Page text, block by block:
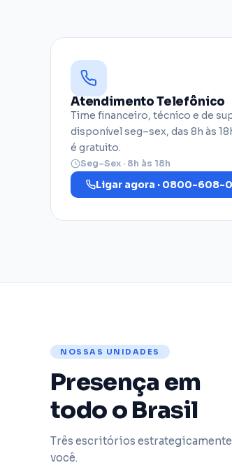
Atendimento Telefônico
Time financeiro, técnico e de
disponível seg–sex, das 8h às
é gratuito.
Seg–Sex · 8h às 18h
Ligar agora · 0800-608-
NOSSAS UNIDADES
Presença em
todo o Brasil
Três escritórios
você.